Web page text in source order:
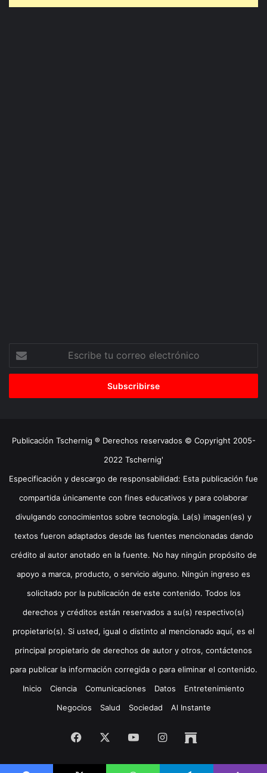
correo
Publicación Tschernig ® Derechos reservados © Copyright 2005-
2022 Tschernig'
Especificación y descargo de responsabilidad: Esta publicación fue
compartida únicamente con fines educativos y para colaborar
divulgando conocimientos sobre tecnología. La(s) imagen(es) y
textos fueron adaptados desde las fuentes mencionadas dando
crédito al autor anotado en la fuente. No hay ningún propósito de
apoyo a marca, producto, o servicio alguno. Ningún ingreso es
solicitado por la publicación de este contenido. Todos los
derechos y créditos están reservados a su(s) respectivo(s)
propietario(s). Si usted, igual o distinto al mencionado aquí, es el
principal propietario de derechos de autor y otros, contáctenos
para publicar la información corregida o para eliminar el contenido.
Inicio
Ciencia Comunicaciones Datos
Entretenimiento
Negocios
Salud Sociedad Al Instante
Facebook YouTubeInstagramArchive